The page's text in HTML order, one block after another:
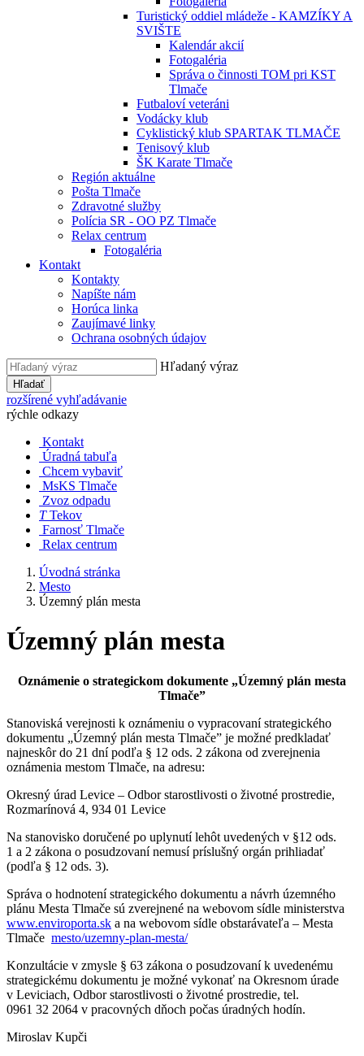
Turistický oddiel mládeže - KAMZÍKY A
SVIŠTE
Kalendár akcií
Fotogaléria
Správa o činnosti TOM pri KST
Tlmače
Futbaloví veteráni
Vodácky klub
Cyklistický klub SPARTAK TLMAČE
Tenisový klub
ŠK Karate Tlmače
Región aktuálne
Pošta Tlmače
Zdravotné služby
Polícia SR - OO PZ Tlmače
Relax centrum
Fotogaléria
Kontakt
Kontakty
Napíšte nám
Horúca linka
Zaujímavé linky
Ochrana osobných údajov
Hľadaný výraz
Hľadať
rozšírené vyhľadávanie
rýchle odkazy
Kontakt
Úradná tabuľa
Chcem vybaviť
MsKS Tlmače
Zvoz odpadu
T Tekov
Farnosť Tlmače
Relax centrum
Úvodná stránka
Mesto
Územný plán mesta
Územný plán mesta
Oznámenie o strategickom dokumente „Územný plán mesta
Tlmače”
Stanoviská verejnosti k oznámeniu o vypracovaní strategického
dokumentu „Územný plán mesta Tlmače” je možné predkladať
najneskôr do 21 dní podľa § 12 ods. 2 zákona od zverejnenia
oznámenia mestom Tlmače, na adresu:
Okresný úrad Levice – Odbor starostlivosti o životné prostredie,
Rozmarínová 4, 934 01 Levice
Na stanovisko doručené po uplynutí lehôt uvedených v §12 ods.
1 a 2 zákona o posudzovaní nemusí príslušný orgán prihliadať
(podľa § 12 ods. 3).
Správa o hodnotení strategického dokumentu a návrh územného
plánu Mesta Tlmače sú zverejnené na webovom sídle ministerstva
www.enviroporta.sk a na webovom sídle obstarávateľa – Mesta
Tlmače mesto/uzemny-plan-mesta/
Konzultácie v zmysle § 63 zákona o posudzovaní k uvedenému
strategickému dokumentu je možné vykonať na Okresnom úrade
v Leviciach, Odbor starostlivosti o životné prostredie, tel.
0961 32 2064 v pracovných dňoch počas úradných hodín.
Miroslav Kupči